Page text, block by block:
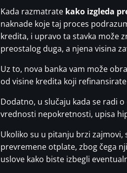
Kada razmatrate kako izgleda
naknade koje taj proces
kredita, i upravo ta stavka može
preostalog duga, a njena visina
Uz to, nova banka vam može
od visine kredita koji
Dodatno, u slučaju kada se radi
vrednosti nepokretnosti, upisa
Ukoliko su u pitanju brzi zajmovi,
prevremene otplate, zbog čega
uslove kako biste izbegli